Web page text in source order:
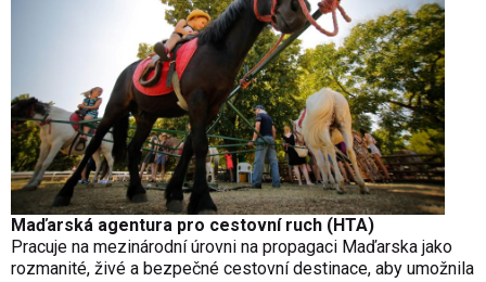
Maďarská agentura pro cestovní ruch (HTA)
Pracuje na mezinárodní úrovni na propagaci Maďarska jako
rozmanité, živé a bezpečné cestovní destinace, aby umožnila